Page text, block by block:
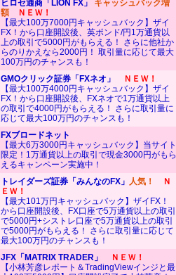
ヒロセ通商「LION FX」 キャッシュバック増
額ＮＥＷ！
【最大100万7000円キャッシュバック】ザイ
FX！から口座開設後、英ポンド/円1万通貨以
上の取引で5000円がもらえる！ さらに他社か
らのりかえなら2000円！ 取引量に応じて最大
100万円のチャンスも！
GMOクリック証券「FXネオ」
ＮＥＷ！
【最大100万4000円キャッシュバック】ザイ
FX！から口座開設後、FXネオで1万通貨以上
の取引で4000円がもらえる！ さらに取引量に
応じて最大100万円のチャンスも！
FXブロードネット
【最大6万3000円キャッシュバック】当サイト
限定！1万通貨以上の取引で現金3000円がもら
えるキャンペーン実施中！
トレイダーズ証券「みんなのFX」 人気！
Ｎ
ＥＷ！
【最大101万円キャッシュバック】ザイFX！
から口座開設後、FX口座で5万通貨以上の取引
で5000円+シストレ口座で5万通貨以上の取引
で5000円がもらえる！ さらに取引量に応じて
最大100万円のチャンスも！
JFX「MATRIX TRADER」
ＮＥＷ！
【小林芳彦レポート＆TradingViewインジと最